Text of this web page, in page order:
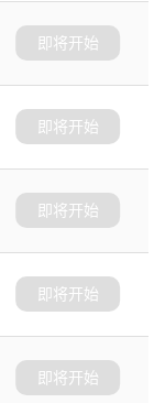
即将开始
即将开始
即将开始
即将开始
即将开始